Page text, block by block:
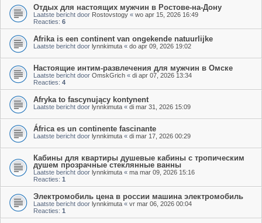
Отдых для настоящих мужчин в Ростове-на-Дону
Laatste bericht door Rostovstogy « wo apr 15, 2026 16:49
Reacties: 6
Afrika is een continent van ongekende natuurlijke
Laatste bericht door lynnkimuta « do apr 09, 2026 19:02
Настоящие интим-развлечения для мужчин в Омске
Laatste bericht door OmskGrich « di apr 07, 2026 13:34
Reacties: 4
Afryka to fascynujący kontynent
Laatste bericht door lynnkimuta « di mar 31, 2026 15:09
África es un continente fascinante
Laatste bericht door lynnkimuta « di mar 17, 2026 00:29
Кабины для квартиры душевые кабины с тропическим
душем прозрачные стеклянные ванны
Laatste bericht door lynnkimuta « ma mar 09, 2026 15:16
Reacties: 1
Электромобиль цена в россии машина электромобиль
Laatste bericht door lynnkimuta « vr mar 06, 2026 00:04
Reacties: 1